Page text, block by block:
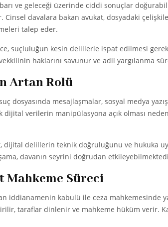
ve geleceği üzerinde ciddi sonuçlar
Cinsel davalara bakan avukat, dosyadaki
talep eder.
suçluluğun kesin delillerle ispat edilmesi
haklarını savunur ve adil yargılanma
Artan Rolü
dosyasında mesajlaşmalar, sosyal medya
dijital verilerin manipülasyona açık olması
dijital delillerin teknik doğruluğunu ve hukuka
davanın seyrini doğrudan
Mahkeme Süreci
iddianamenin kabulü ile ceza mahkemesinde
taraflar dinlenir ve mahkeme hüküm verir.